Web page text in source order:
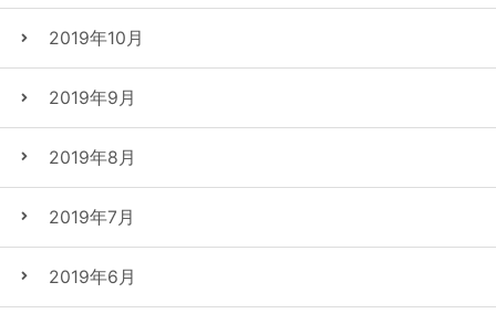
2019年10月
2019年9月
2019年8月
2019年7月
2019年6月